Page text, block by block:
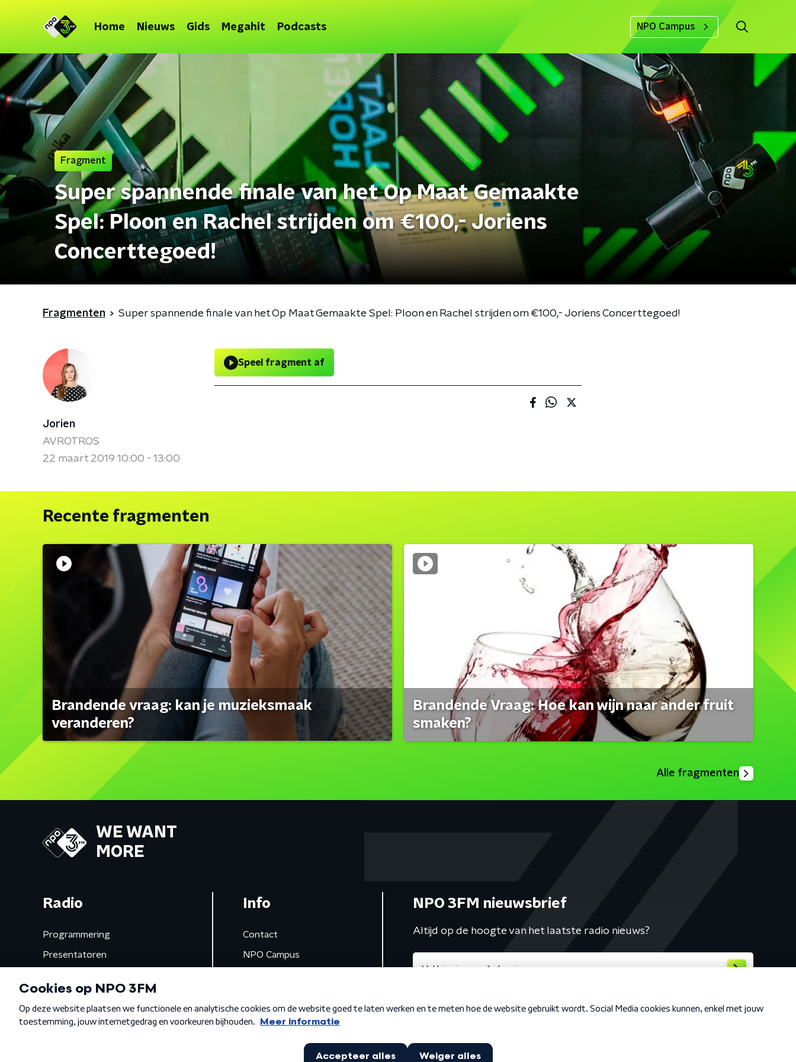
Home Nieuws Gids Megahit Podcasts NPO Campus
Fragment
Super spannende finale van het Op Maat Gemaakte
Spel: Ploon en Rachel strijden om €100,- Joriens
Concerttegoed!
Fragmenten Super spannende finale van het Op Maat Gemaakte Spel: Ploon en Rachel strijden om €100,- Joriens Concerttegoed!
Jorien
AVROTROS
22 maart 2019 10:00 - 13:00
Speel fragment af
Recente fragmenten
Brandende vraag: kan je muzieksmaak
veranderen?
Brandende Vraag: Hoe kan wijn naar ander fruit
smaken?
Alle fragmenten
WE WANT
MORE
Radio
Programmering
Presentatoren
Gemist
Info
Contact
NPO Campus
NPO 3FM nieuwsbrief
Altijd op de hoogte van het laatste radio nieuws?
Algemene voorwaarden Privacybeleid